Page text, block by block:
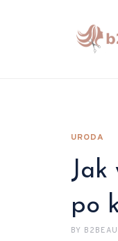
URODA
Jak
po
BY